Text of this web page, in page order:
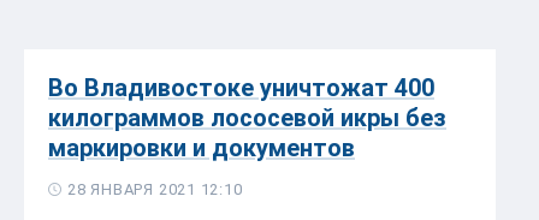
Во Владивостоке уничтожат 400
килограммов лососевой икры без
маркировки и документов
28 ЯНВАРЯ 2021 12:10